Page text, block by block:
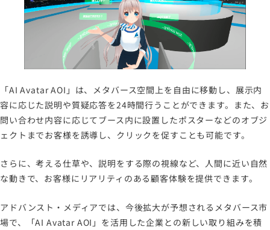
「AI Avatar AOI」は、メタバース空間上を自由に移動し、展示内
容に応じた説明や質疑応答を24時間行うことができます。また、お
問い合わせ内容に応じてブース内に設置したポスターなどのオブジ
ェクトまでお客様を誘導し、クリックを促すことも可能です。
さらに、考える仕草や、説明をする際の視線など、人間に近い自然
な動きで、お客様にリアリティのある顧客体験を提供できます。
アドバンスト・メディアでは、今後拡大が予想されるメタバース市
場で、「AI Avatar AOI」を活用した企業との新しい取り組みを積